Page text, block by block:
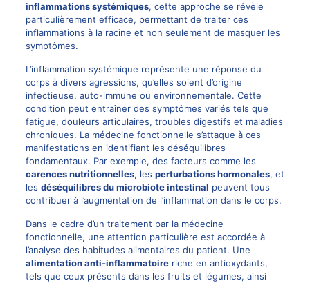
inflammations systémiques, cette approche se révèle
particulièrement efficace, permettant de traiter ces
inflammations à la racine et non seulement de masquer les
symptômes.
L’inflammation systémique représente une réponse du
corps à divers agressions, qu’elles soient d’origine
infectieuse, auto-immune ou environnementale. Cette
condition peut entraîner des symptômes variés tels que
fatigue, douleurs articulaires, troubles digestifs et maladies
chroniques. La médecine fonctionnelle s’attaque à ces
manifestations en identifiant les déséquilibres
fondamentaux. Par exemple, des facteurs comme les
carences nutritionnelles, les perturbations hormonales, et
les déséquilibres du microbiote intestinal peuvent tous
contribuer à l’augmentation de l’inflammation dans le corps.
Dans le cadre d’un traitement par la médecine
fonctionnelle, une attention particulière est accordée à
l’analyse des habitudes alimentaires du patient. Une
alimentation anti-inflammatoireriche en antioxydants,
tels que ceux présents dans les fruits et légumes, ainsi